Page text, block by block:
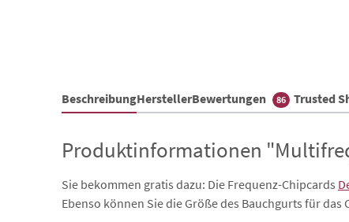
BeschreibungHerstellerBewertungen 86 Trusted
Produktinformationen
Sie bekommen gratis dazu: Die Frequenz-Chipcards
Ebenso können Sie die Größe des Bauchgurts für